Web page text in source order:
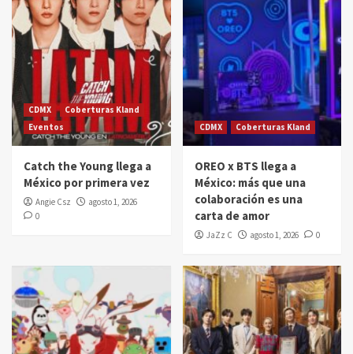
CDMX
Coberturas Kland
Eventos
Catch the Young llega a
México por primera vez
Angie Csz
agosto 1, 2026
0
CDMX Coberturas Kland
OREO x BTS llega a
México: más que una
colaboración es una
carta de amor
JaZz C agosto 1, 2026 0